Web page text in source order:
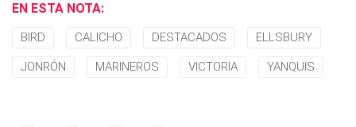
EN ESTA NOTA:
BIRD CALICHO DESTACADOS ELLSBURY
JONRÓN MARINEROS VICTORIA YANQUIS